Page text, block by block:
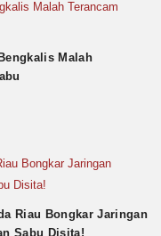
Malah
Riau Bongkar Jaringan
Sabu Disita!